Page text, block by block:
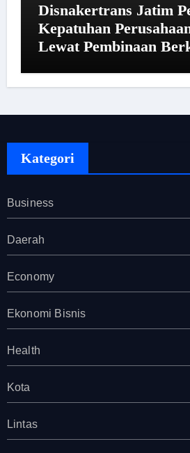
Disnakertrans Jatim
Kepatuhan
Lewat Pembinaan
Kategori
Business
Daerah
Economy
Ekonomi Bisnis
Health
Kota
Lintas